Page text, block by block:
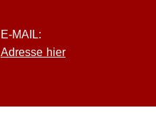
E-MAIL:
Adresse hier